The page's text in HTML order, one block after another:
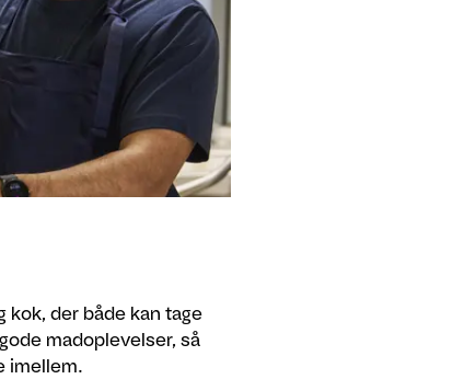
kok, der både kan tage
madoplevelser, så
imellem.